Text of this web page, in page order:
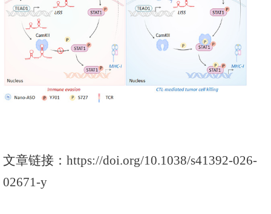
文章链接： https://doi.org/10.1038/s41392-026-
02671-y